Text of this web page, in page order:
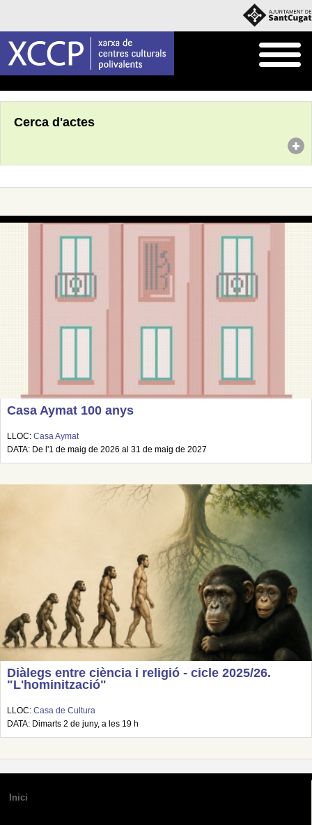
Cerca d'actes
Casa Aymat 100 anys
LLOC: Casa Aymat
DATA: De l'1 de maig de 2026 al 31 de maig de 2027
Diàlegs entre ciència i religió - cicle 2025/26.
"L'hominització"
LLOC: Casa de Cultura
DATA: Dimarts 2 de juny, a les 19 h
Inici